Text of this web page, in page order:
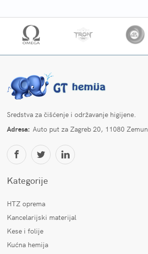
Sredstva za čišćenje i održavanje higijene.
Adresa: Auto put za Zagreb 20, 11080 Zemun
Kategorije
HTZ oprema
Kancelarijski materijal
Kese i folije
Kućna hemija